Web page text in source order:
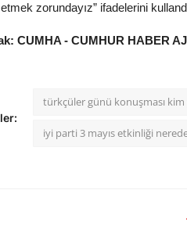
zorundayız” ifadelerini
CUMHA - CUMHUR HABER
türkçüler günü konuşması kim
iyi parti 3 mayıs etkinliği nerede